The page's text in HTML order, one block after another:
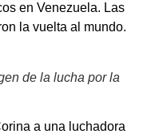
en Venezuela. Las
la vuelta al mundo.
de la lucha por la
a una luchadora